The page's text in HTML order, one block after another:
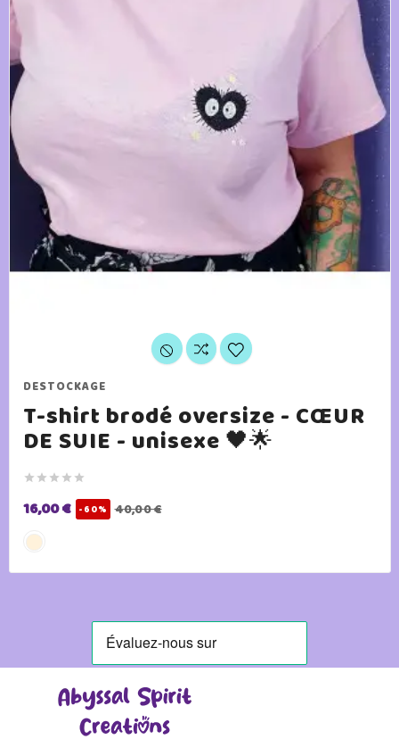
DESTOCKAGE
T-shirt brodé oversize - CŒUR
DE SUIE - unisexe 🖤🌟
    
16,00 € -60% 40,00 €